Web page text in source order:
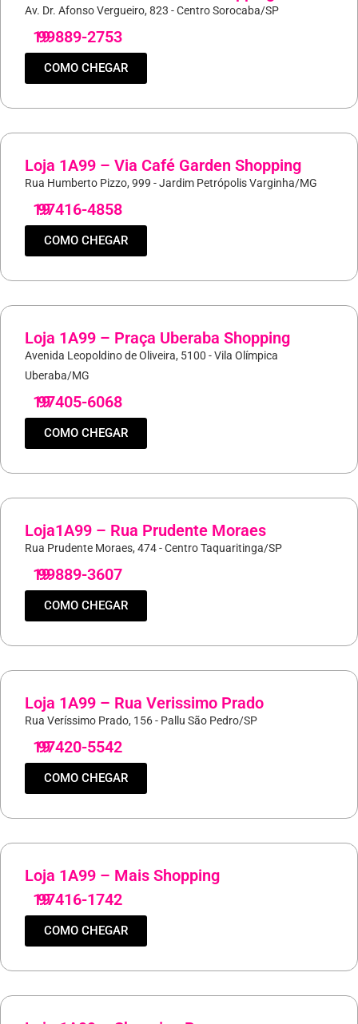
Av. Dr. Afonso Vergueiro, 823 - Centro Sorocaba/SP
19
99889-2753
COMO CHEGAR
Loja 1A99 – Via Café Garden Shopping
Rua Humberto Pizzo, 999 - Jardim Petrópolis Varginha/MG
19
97416-4858
COMO CHEGAR
Loja 1A99 – Praça Uberaba Shopping
Avenida Leopoldino de Oliveira, 5100 - Vila Olímpica
Uberaba/MG
19
97405-6068
COMO CHEGAR
Loja1A99 – Rua Prudente Moraes
Rua Prudente Moraes, 474 - Centro Taquaritinga/SP
19
99889-3607
COMO CHEGAR
Loja 1A99 – Rua Verissimo Prado
Rua Veríssimo Prado, 156 - Pallu São Pedro/SP
19
97420-5542
COMO CHEGAR
Loja 1A99 – Mais Shopping
19
97416-1742
COMO CHEGAR